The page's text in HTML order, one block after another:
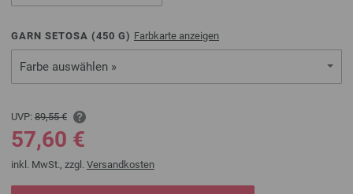
GARN SETOSA (450 G) Farbkarte anzeigen
Farbe auswählen »
UVP: 89,55 €
57,60 €
inkl. MwSt., zzgl. Versandkosten